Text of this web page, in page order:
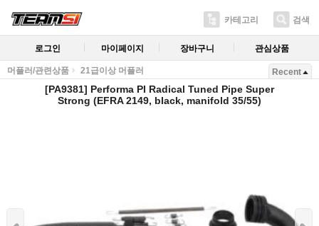
카테고리 검색
로그인 마이페이지 장바구니 관심상품
머플러/관련상품 21급이상 머플러 Recent
[PA9381] Performa PI Radical Tuned Pipe Super
Strong (EFRA 2149, black, manifold 35/55)